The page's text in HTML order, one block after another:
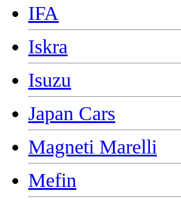
IFA
Iskra
Isuzu
Japan Cars
Magneti Marelli
Mefin